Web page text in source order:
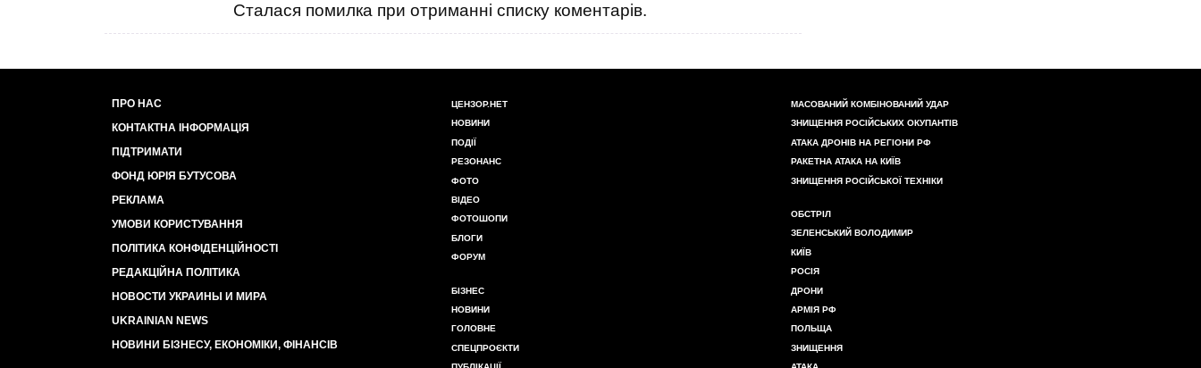
Сталася помилка при отриманні списку коментарів.
ПРО НАС
КОНТАКТНА ІНФОРМАЦІЯ
ПІДТРИМАТИ
ФОНД ЮРІЯ БУТУСОВА
РЕКЛАМА
УМОВИ КОРИСТУВАННЯ
ПОЛІТИКА КОНФІДЕНЦІЙНОСТІ
РЕДАКЦІЙНА ПОЛІТИКА
НОВОСТИ УКРАИНЫ И МИРА
UKRAINIAN NEWS
НОВИНИ БІЗНЕСУ, ЕКОНОМІКИ, ФІНАНСІВ
ЦЕНЗОР.НЕТ
НОВИНИ
ПОДІЇ
РЕЗОНАНС
ФОТО
ВІДЕО
ФОТОШОПИ
БЛОГИ
ФОРУМ
БІЗНЕС
НОВИНИ
ГОЛОВНЕ
СПЕЦПРОЄКТИ
МАСОВАНИЙ КОМБІНОВАНИЙ УДАР
ЗНИЩЕННЯ РОСІЙСЬКИХ ОКУПАНТІВ
АТАКА ДРОНІВ НА РЕГІОНИ РФ
РАКЕТНА АТАКА НА КИЇВ
ЗНИЩЕННЯ РОСІЙСЬКОЇ ТЕХНІКИ
ОБСТРІЛ
ЗЕЛЕНСЬКИЙ ВОЛОДИМИР
КИЇВ
РОСІЯ
ДРОНИ
АРМІЯ РФ
ПОЛЬЩА
ЗНИЩЕННЯ